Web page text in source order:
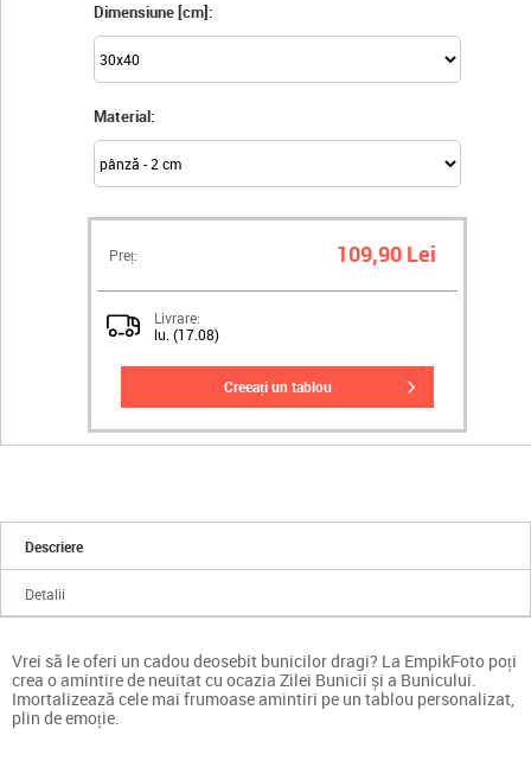
Dimensiune [cm]:
Material:
Preț: 109,90 Lei
Livrare:
lu. (17.08)
creeați un tablou
Descriere
Detalii
Vrei să le oferi un cadou deosebit bunicilor dragi? La EmpikFoto poți
crea o amintire de neuitat cu ocazia Zilei Bunicii și a Bunicului.
Imortalizează cele mai frumoase amintiri pe un tablou personalizat,
plin de emoție.